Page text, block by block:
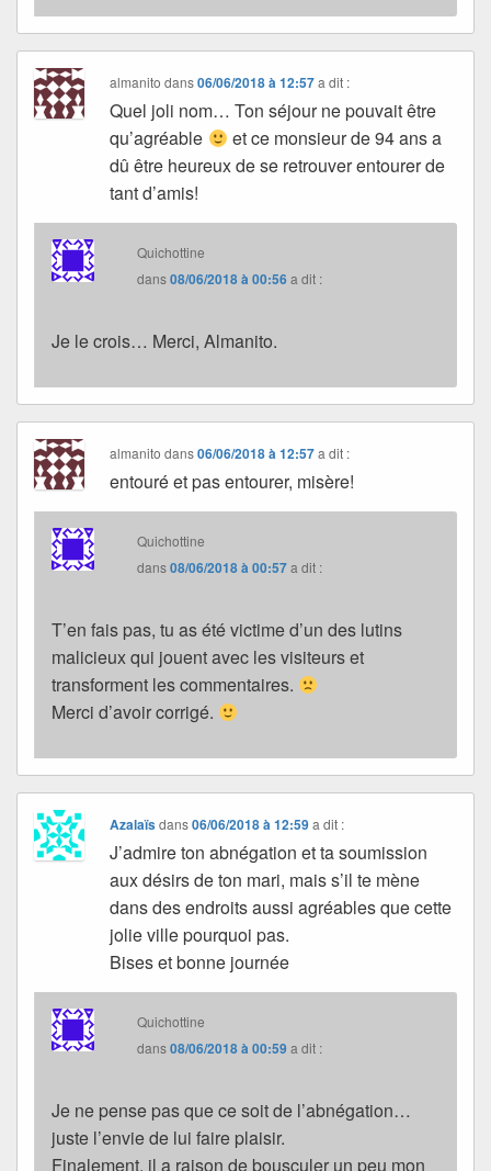
almanito dans06/06/2018 à 12:57 a dit :
Quel joli nom… Ton séjour ne pouvait être
qu’agréable
et ce monsieur de 94 ans a
dû être heureux de se retrouver entourer de
tant d’amis!
Quichottine
dans08/06/2018 à 00:56a dit :
Je le crois… Merci, Almanito.
almanito dans06/06/2018 à 12:57 a dit :
entouré et pas entourer, misère!
Quichottine
dans08/06/2018 à 00:57a dit :
T’en fais pas, tu as été victime d’un des lutins
malicieux qui jouent avec les visiteurs et
transforment les commentaires.
Merci d’avoir corrigé.
Azalaïsdans06/06/2018 à 12:59 a dit :
J’admire ton abnégation et ta soumission
aux désirs de ton mari, mais s’il te mène
dans des endroits aussi agréables que cette
jolie ville pourquoi pas.
Bises et bonne journée
Quichottine
dans08/06/2018 à 00:59a dit :
Je ne pense pas que ce soit de l’abnégation…
juste l’envie de lui faire plaisir.
Finalement, il a raison de bousculer un peu mon